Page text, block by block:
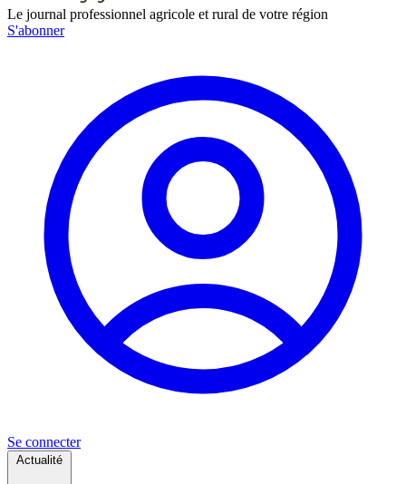
Le journal professionnel agricole et rural de votre région
S'abonner
Se connecter
Actualité